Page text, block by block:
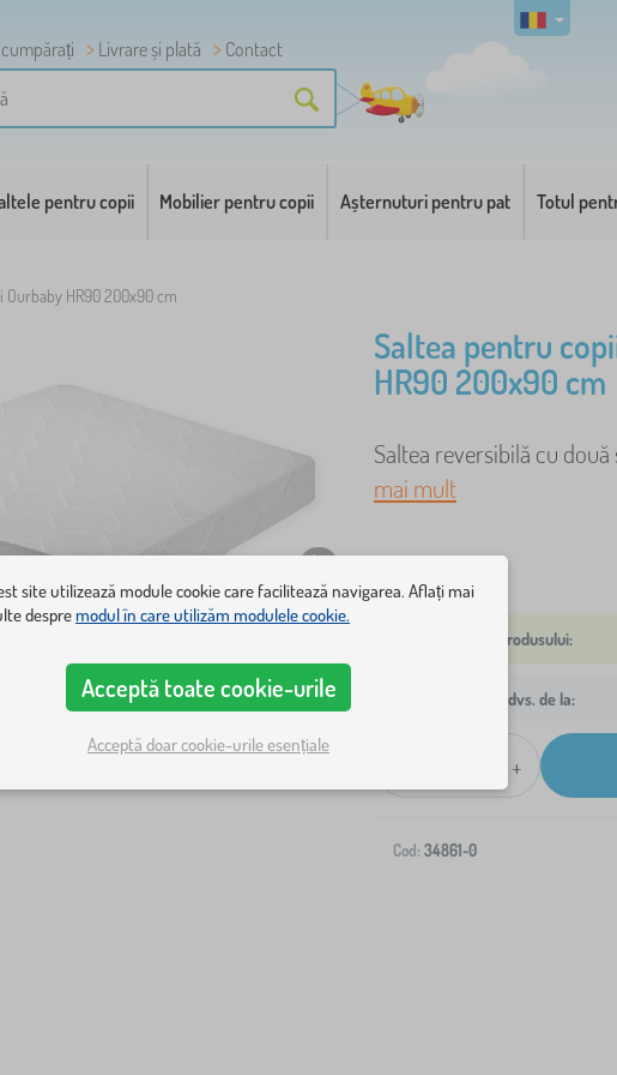
Livrare și plată
Contact
pentru copii Mobilier pentru copii Așternuturi pentru pat Totul
Ourbaby HR90 200x90 cm
Saltea pentru
HR90 200x90 cm
Saltea reversibilă cu
mai mult
Livrare la adresa dvs. de la:
+
Cod: 34861-0
site utilizează module cookie care facilitează navigarea. Aflați mai
despremodul în care utilizăm modulele cookie.
Acceptă toate cookie-urile
Acceptă doar cookie-urile esențiale